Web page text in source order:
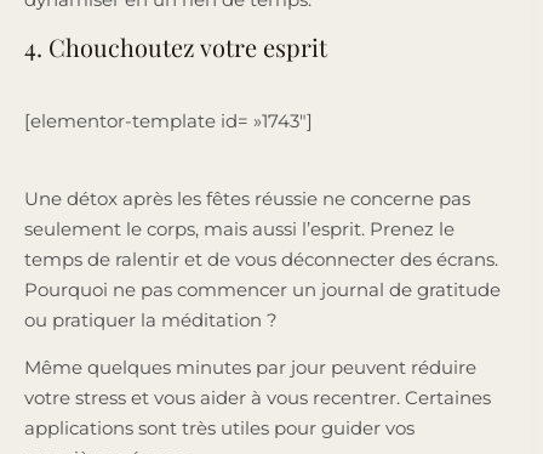
4. Chouchoutez votre esprit
[elementor-template id= »1743″]
Une détox après les fêtes réussie ne concerne pas
seulement le corps, mais aussi l’esprit. Prenez le
temps de ralentir et de vous déconnecter des écrans.
Pourquoi ne pas commencer un journal de gratitude
ou pratiquer la méditation ?
Même quelques minutes par jour peuvent réduire
votre stress et vous aider à vous recentrer. Certaines
applications sont très utiles pour guider vos